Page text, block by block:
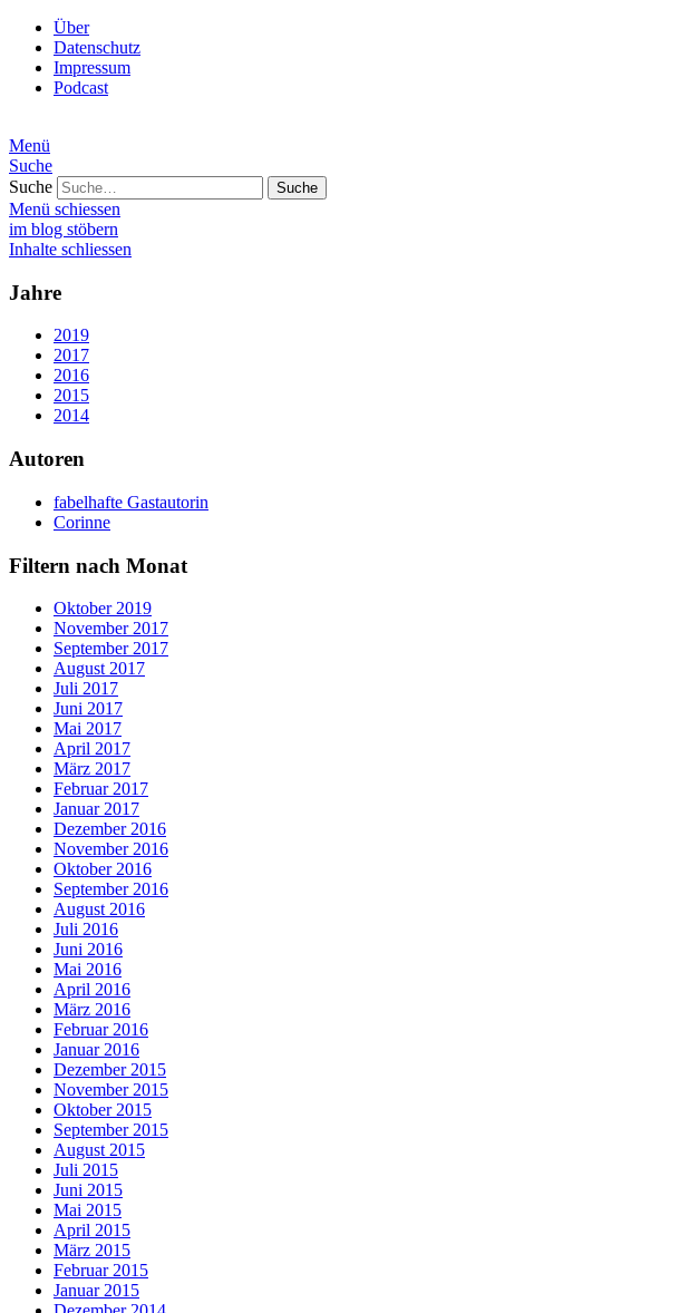
Über
Datenschutz
Impressum
Podcast
Menü
Suche
Suche
Menü schiessen
im blog stöbern
Inhalte schliessen
Jahre
2019
2017
2016
2015
2014
Autoren
fabelhafte Gastautorin
Corinne
Filtern nach Monat
Oktober 2019
November 2017
September 2017
August 2017
Juli 2017
Juni 2017
Mai 2017
April 2017
März 2017
Februar 2017
Januar 2017
Dezember 2016
November 2016
Oktober 2016
September 2016
August 2016
Juli 2016
Juni 2016
Mai 2016
April 2016
März 2016
Februar 2016
Januar 2016
Dezember 2015
November 2015
Oktober 2015
September 2015
August 2015
Juli 2015
Juni 2015
Mai 2015
April 2015
März 2015
Februar 2015
Januar 2015